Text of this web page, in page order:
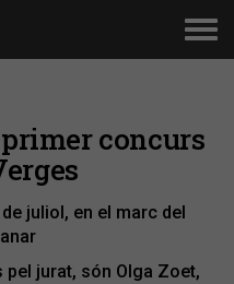
concurs
juliol, en el marc del
jurat, són Olga Zoet,